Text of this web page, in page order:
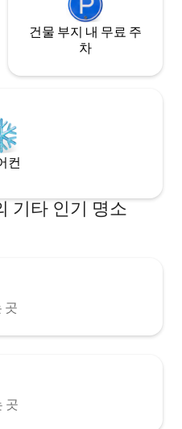
건물 부지 내 무료 주
차
컨
기타 인기 명소
곳
곳